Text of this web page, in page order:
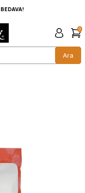
1000 TL ve Üzerine
Ara
0